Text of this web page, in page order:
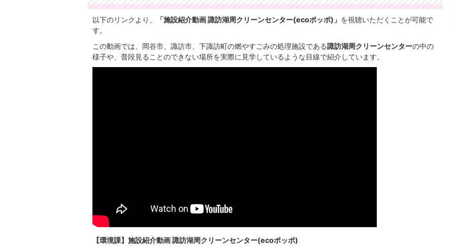
以下のリンクより、 「施設紹介動画 諏訪湖周クリーンセンター(ecoポッポ)」 を視聴いただくことが可能で
す。
この動画では、岡谷市、諏訪市、下諏訪町の燃やすごみの処理施設である諏訪湖周クリーンセンターの中の
様子や、普段見ることのできない場所を実際に見学しているような目線で紹介しています。
【環境課】施設紹介動画 諏訪湖周クリーンセンター(ecoポッポ)